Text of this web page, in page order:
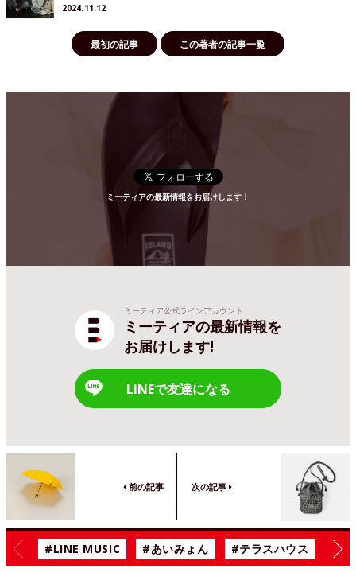
2024.11.12
最初の記事 この著者の記事一覧
ミーティアの最新情報をお届けします！
ミーティア公式ラインアカウント
ミーティアの最新情報を
お届けします!
LINEで友達になる
前の記事 次の記事
#LINE MUSIC #あいみょん #テラスハウス #